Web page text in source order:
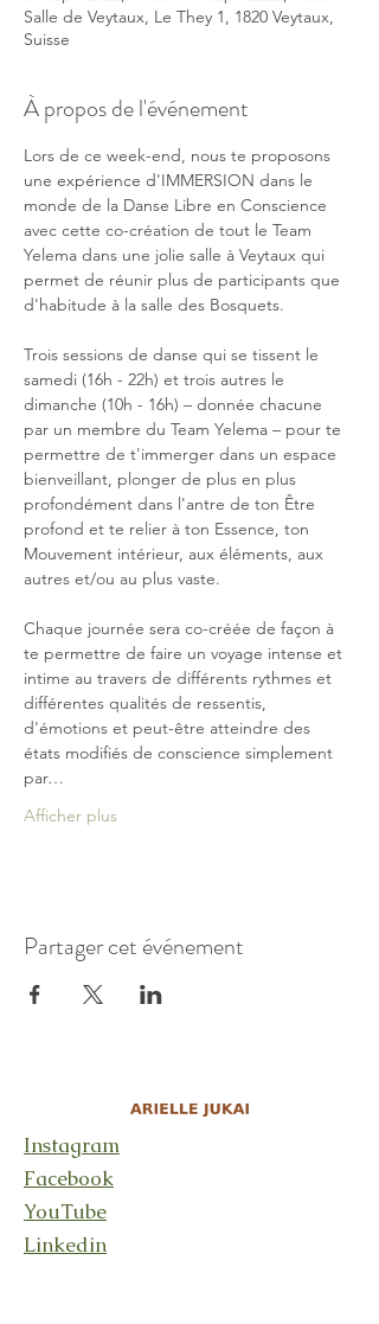
Salle de Veytaux, Le They 1, 1820 Veytaux,
Suisse
À propos de l'événement
Lors de ce week-end, nous te proposons
une expérience d'IMMERSION dans le
monde de la Danse Libre en Conscience
avec cette co-création de tout le Team
Yelema dans une jolie salle à Veytaux qui
permet de réunir plus de participants que
d'habitude à la salle des Bosquets.
Trois sessions de danse qui se tissent le
samedi (16h - 22h) et trois autres le
dimanche (10h - 16h) – donnée chacune
par un membre du Team Yelema – pour te
permettre de t'immerger dans un espace
bienveillant, plonger de plus en plus
profondément dans l'antre de ton Être
profond et te relier à ton Essence, ton
Mouvement intérieur, aux éléments, aux
autres et/ou au plus vaste.
Chaque journée sera co-créée de façon à
te permettre de faire un voyage intense et
intime au travers de différents rythmes et
différentes qualités de ressentis,
d'émotions et peut-être atteindre des
états modifiés de conscience simplement
par…
Afficher plus
Partager cet événement
Instagram
Facebook
YouTube
Linkedin